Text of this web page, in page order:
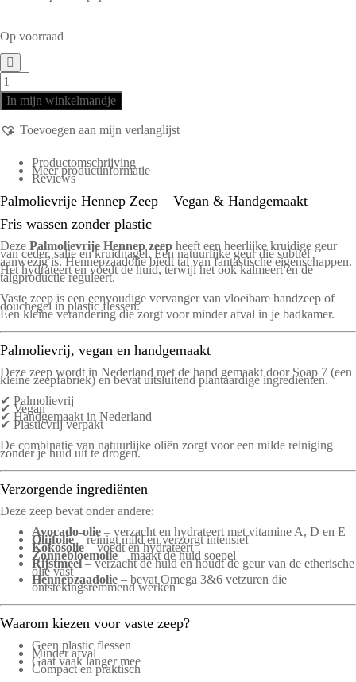
Op voorraad
In mijn winkelmandje
Toevoegen aan mijn verlanglijst
Productomschrijving
Meer productinformatie
Reviews
Palmolievrije Hennep Zeep – Vegan & Handgemaakt
Fris wassen zonder plastic
Deze Palmolievrije Hennep zeep heeft een heerlijke kruidige geur
van ceder, salie en kruidnagel. Een natuurlijke geur die subtiel
aanwezig is. Hennepzaadolie biedt tal van fantastische eigenschappen.
Het hydrateert en voedt de huid, terwijl het ook kalmeert en de
talgproductie reguleert.
Vaste zeep is een eenvoudige vervanger van vloeibare handzeep of
douchegel in plastic flessen.
Een kleine verandering die zorgt voor minder afval in je badkamer.
Palmolievrij, vegan en handgemaakt
Deze zeep wordt in Nederland met de hand gemaakt door Soap 7 (een
kleine zeepfabriek) en bevat uitsluitend plantaardige ingrediënten.
✔ Palmolievrij
✔ Vegan
✔ Handgemaakt in Nederland
✔ Plasticvrij verpakt
De combinatie van natuurlijke oliën zorgt voor een milde reiniging
zonder je huid uit te drogen.
Verzorgende ingrediënten
Deze zeep bevat onder andere:
Avocado-olie – verzacht en hydrateert met vitamine A, D en E
Olijfolie– reinigt mild en verzorgt intensief
Kokosolie– voedt en hydrateert
Zonnebloemolie– maakt de huid soepel
Rijstmeel– verzacht de huid en houdt de geur van de etherische
olie vast
Hennepzaadolie – bevat Omega 3&6 vetzuren die
ontstekingsremmend werken
Waarom kiezen voor vaste zeep?
Geen plastic flessen
Minder afval
Gaat vaak langer mee
Compact en praktisch